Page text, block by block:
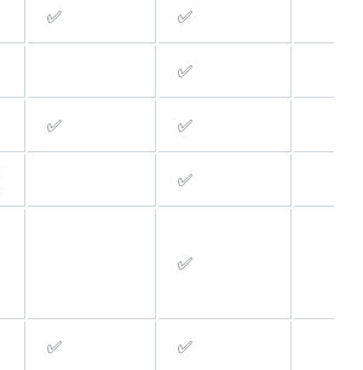
✅ ✅
✅
✅ ✅
✅
✅
✅ ✅